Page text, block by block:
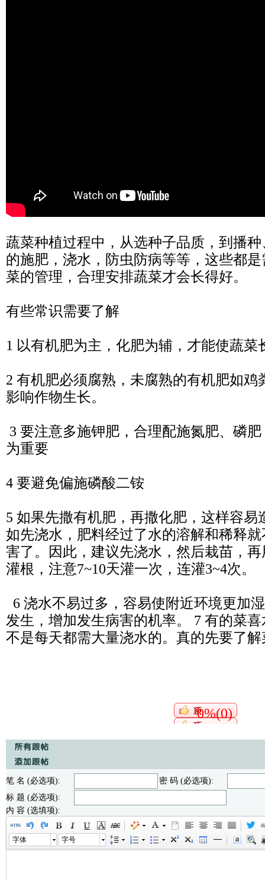
蔬菜种植过程中，从选种子品质，到播
的施肥，浇水，防虫防病等等，这些都
菜的管理，合理安排蔬菜才会长得好。
有些常识需要了解
1 以有机肥为主，化肥为辅，才能使蔬
2 有机肥必须腐熟，未腐熟的有机肥如鸡
影响作物生长。
3 要注意多施钾肥，合理配施氮肥、磷
为重要
4 要避免偏施磷酸二铵
5 如果先撒有机肥，再撒化肥，这样容易
如先浇水，肥料经过了水的溶解和稀释
害了。因此，建议先浇水，然后栽苗，
灌根，注意7~10天灌一次，连灌3~4次。
6 浇水不易过多，容易使附近环境更加
发生，增加发生病害的机率。 7 有的菜
不是每天都需大量浇水的。真的先要了
0%(0)
笔 名 (必选项):
密 码 (必选项):
标 题 (必选项):
内 容 (选填项):
字体 字号